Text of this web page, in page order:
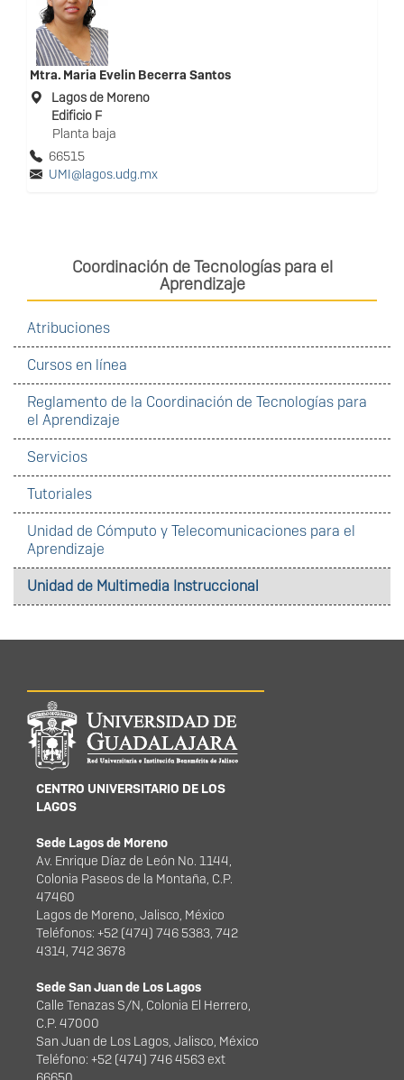
Mtra. Maria Evelin Becerra Santos
Lagos de Moreno
Edificio F
Planta baja
66515
UMI@lagos.udg.mx
Coordinación de Tecnologías para el
Aprendizaje
Atribuciones
Cursos en línea
Reglamento de la Coordinación de Tecnologías para
el Aprendizaje
Servicios
Tutoriales
Unidad de Cómputo y Telecomunicaciones para el
Aprendizaje
Unidad de Multimedia Instruccional
Información del
portal
CENTRO UNIVERSITARIO DE LOS
LAGOS
Sede Lagos de Moreno
Av. Enrique Díaz de León No. 1144,
Colonia Paseos de la Montaña, C.P.
47460
Lagos de Moreno, Jalisco, México
Teléfonos: +52 (474) 746 5383, 742
4314, 742 3678
Sede San Juan de Los Lagos
Calle Tenazas S/N, Colonia El Herrero,
C.P. 47000
San Juan de Los Lagos, Jalisco, México
Teléfono: +52 (474) 746 4563 ext